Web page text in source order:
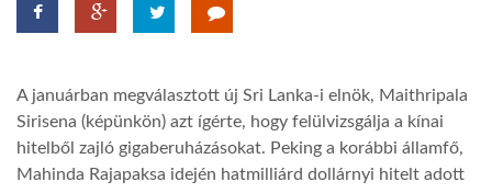
TROPICALMAGAZIN
GLOBOTV
A januárban megválasztott új Sri Lanka-i elnök, Maithripala
Sirisena (képünkön) azt ígérte, hogy felülvizsgálja a kínai
hitelből zajló gigaberuházásokat. Peking a korábbi államfő,
Mahinda Rajapaksa idején hatmilliárd dollárnyi hitelt adott